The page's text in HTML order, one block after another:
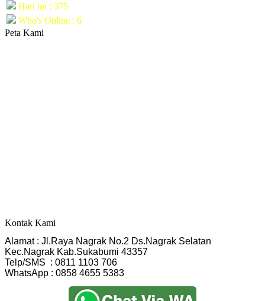
Hari ini : 375
Who's Online : 6
Peta Kami
Kontak Kami
Alamat : Jl.Raya Nagrak No.2 Ds.Nagrak Selatan
Kec.Nagrak Kab.Sukabumi 43357
Telp/SMS  : 0811 1103 706
WhatsApp : 0858 4655 5383